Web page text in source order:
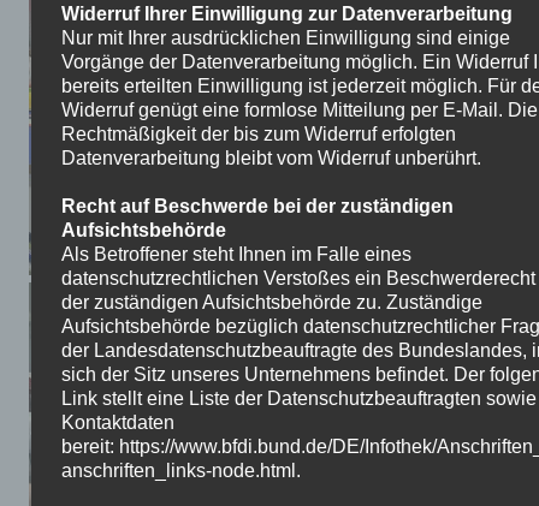
Widerruf Ihrer Einwilligung zur Datenverarbeitung
Nur mit Ihrer ausdrücklichen Einwilligung sind einige
Vorgänge der Datenverarbeitung möglich. Ein Widerruf
bereits erteilten Einwilligung ist jederzeit möglich. Für
Widerruf genügt eine formlose Mitteilung per E-Mail. Die
Rechtmäßigkeit der bis zum Widerruf erfolgten
Datenverarbeitung bleibt vom Widerruf unberührt.
Recht auf Beschwerde bei der zuständigen
Aufsichtsbehörde
Als Betroffener steht Ihnen im Falle eines
datenschutzrechtlichen Verstoßes ein
der zuständigen Aufsichtsbehörde zu. Zuständige
Aufsichtsbehörde bezüglich datenschutzrechtlicher
der Landesdatenschutzbeauftragte des Bundeslandes,
sich der Sitz unseres Unternehmens befindet. Der
Link stellt eine Liste der Datenschutzbeauftragten
Kontaktdaten
bereit: https://www.bfdi.bund.de/DE/Infothek/
anschriften_links-node.html.